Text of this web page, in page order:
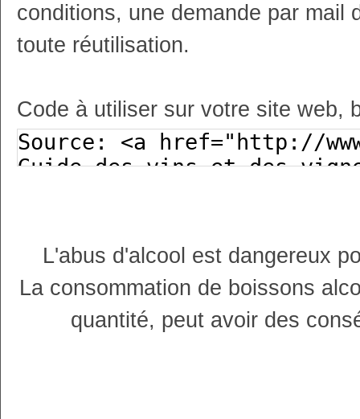
conditions, une demande par mail
toute réutilisation.
Code à utiliser sur votre site web,
L'abus d'alcool est dangereux
La consommation de boissons
quantité, peut avoir des